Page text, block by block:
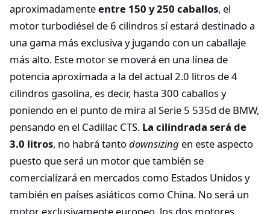
aproximadamenteentre 150 y 250 caballos, el
motor turbodiésel de 6 cilindros sí estará destinado a
una gama más exclusiva y jugando con un caballaje
más alto. Este motor se moverá en una línea de
potencia aproximada a la del actual 2.0 litros de 4
cilindros gasolina, es decir, hasta 300 caballos y
poniendo en el punto de mira al Serie 5 535d de BMW,
pensando en el Cadillac CTS. La cilindrada será de
3.0 litros, no habrá tantodownsizing en este aspecto
puesto que será un motor que también se
comercializará en mercados como Estados Unidos y
también en países asiáticos como China. No será un